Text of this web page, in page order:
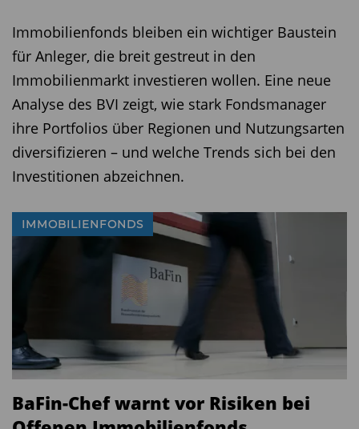
Immobilienfonds bleiben ein wichtiger Baustein
für Anleger, die breit gestreut in den
Immobilienmarkt investieren wollen. Eine neue
Analyse des BVI zeigt, wie stark Fondsmanager
ihre Portfolios über Regionen und Nutzungsarten
diversifizieren – und welche Trends sich bei den
Investitionen abzeichnen.
IMMOBILIENFONDS
BaFin-Chef warnt vor Risiken bei